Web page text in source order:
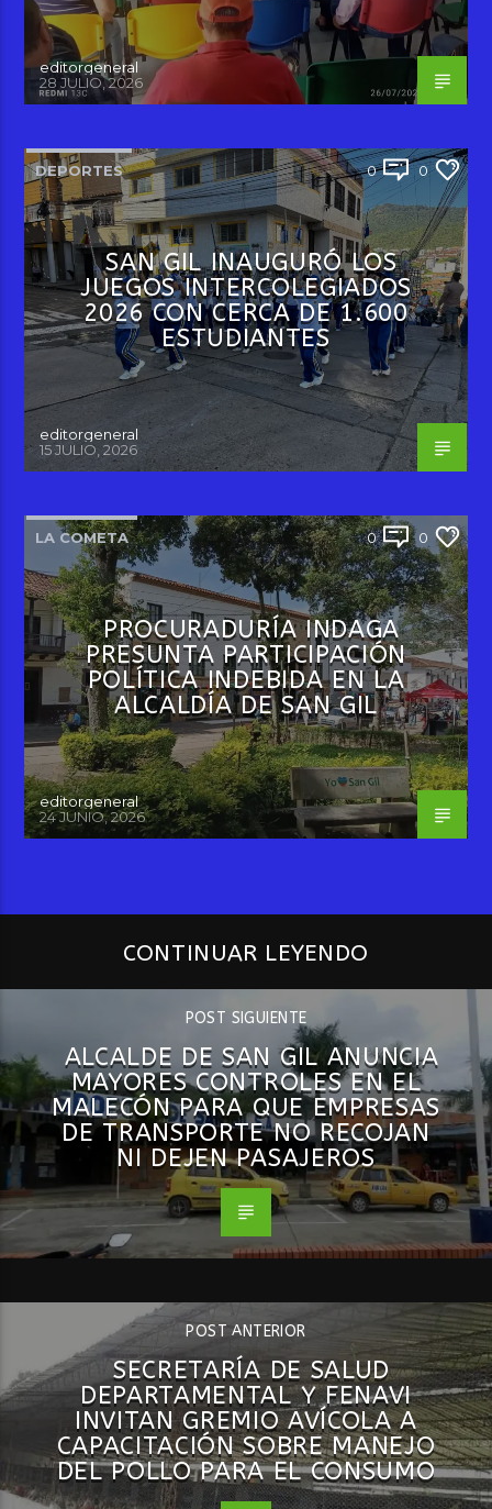
editorgeneral
28 JULIO, 2026
DEPORTES 0 0
SAN GIL INAUGURÓ LOS
JUEGOS INTERCOLEGIADOS
2026 CON CERCA DE 1.600
ESTUDIANTES
editorgeneral
15 JULIO, 2026
LA COMETA 0 0
PROCURADURÍA INDAGA
PRESUNTA PARTICIPACIÓN
POLÍTICA INDEBIDA EN LA
ALCALDÍA DE SAN GIL
editorgeneral
24 JUNIO, 2026
CONTINUAR LEYENDO
POST SIGUIENTE
ALCALDE DE SAN GIL ANUNCIA
MAYORES CONTROLES EN EL
MALECÓN PARA QUE EMPRESAS
DE TRANSPORTE NO RECOJAN
NI DEJEN PASAJEROS
POST ANTERIOR
SECRETARÍA DE SALUD
DEPARTAMENTAL Y FENAVI
INVITAN GREMIO AVÍCOLA A
CAPACITACIÓN SOBRE MANEJO
DEL POLLO PARA EL CONSUMO